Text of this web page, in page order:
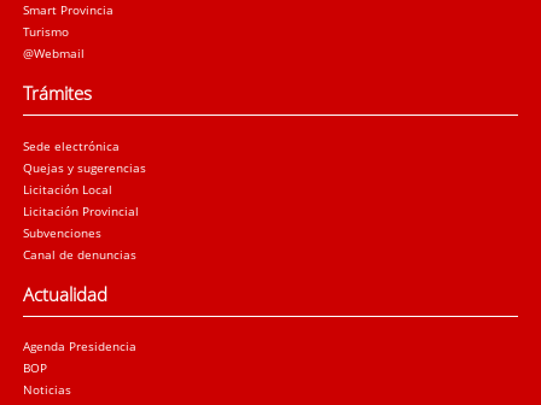
Smart Provincia
Turismo
@Webmail
Trámites
Sede electrónica
Quejas y sugerencias
Licitación Local
Licitación Provincial
Subvenciones
Canal de denuncias
Actualidad
Agenda Presidencia
BOP
Noticias